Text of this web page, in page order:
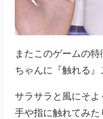
またこのゲームの
ちゃんに『触れる』
サラサラと風にそよ
手や指に触れてみた